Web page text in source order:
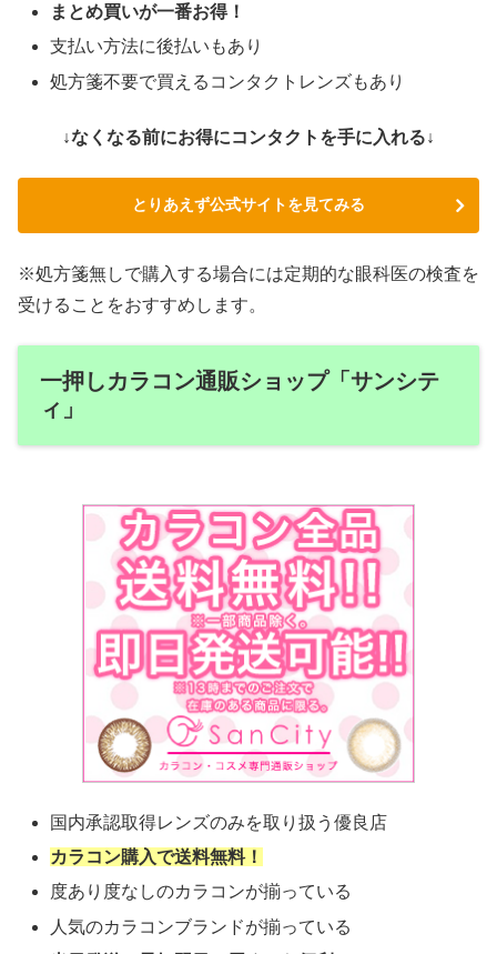
まとめ買いが一番お得！
支払い方法に後払いもあり
処方箋不要で買えるコンタクトレンズもあり
↓なくなる前にお得にコンタクトを手に入れる↓
とりあえず公式サイトを見てみる
※処方箋無しで購入する場合には定期的な眼科医の検査を
受けることをおすすめします。
一押しカラコン通販ショップ「サンシテ
ィ」
国内承認取得レンズのみを取り扱う優良店
カラコン購入で送料無料！
度あり度なしのカラコンが揃っている
人気のカラコンブランドが揃っている